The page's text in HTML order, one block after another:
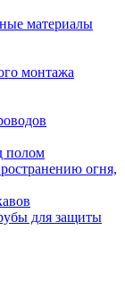
материалы
монтажа
полом
огня,
для защиты